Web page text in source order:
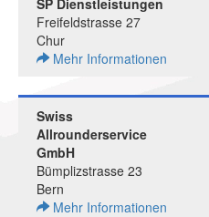
SP Dienstleistungen
Freifeldstrasse 27
Chur
Mehr Informationen
Swiss
Allrounderservice
GmbH
Bümplizstrasse 23
Bern
Mehr Informationen